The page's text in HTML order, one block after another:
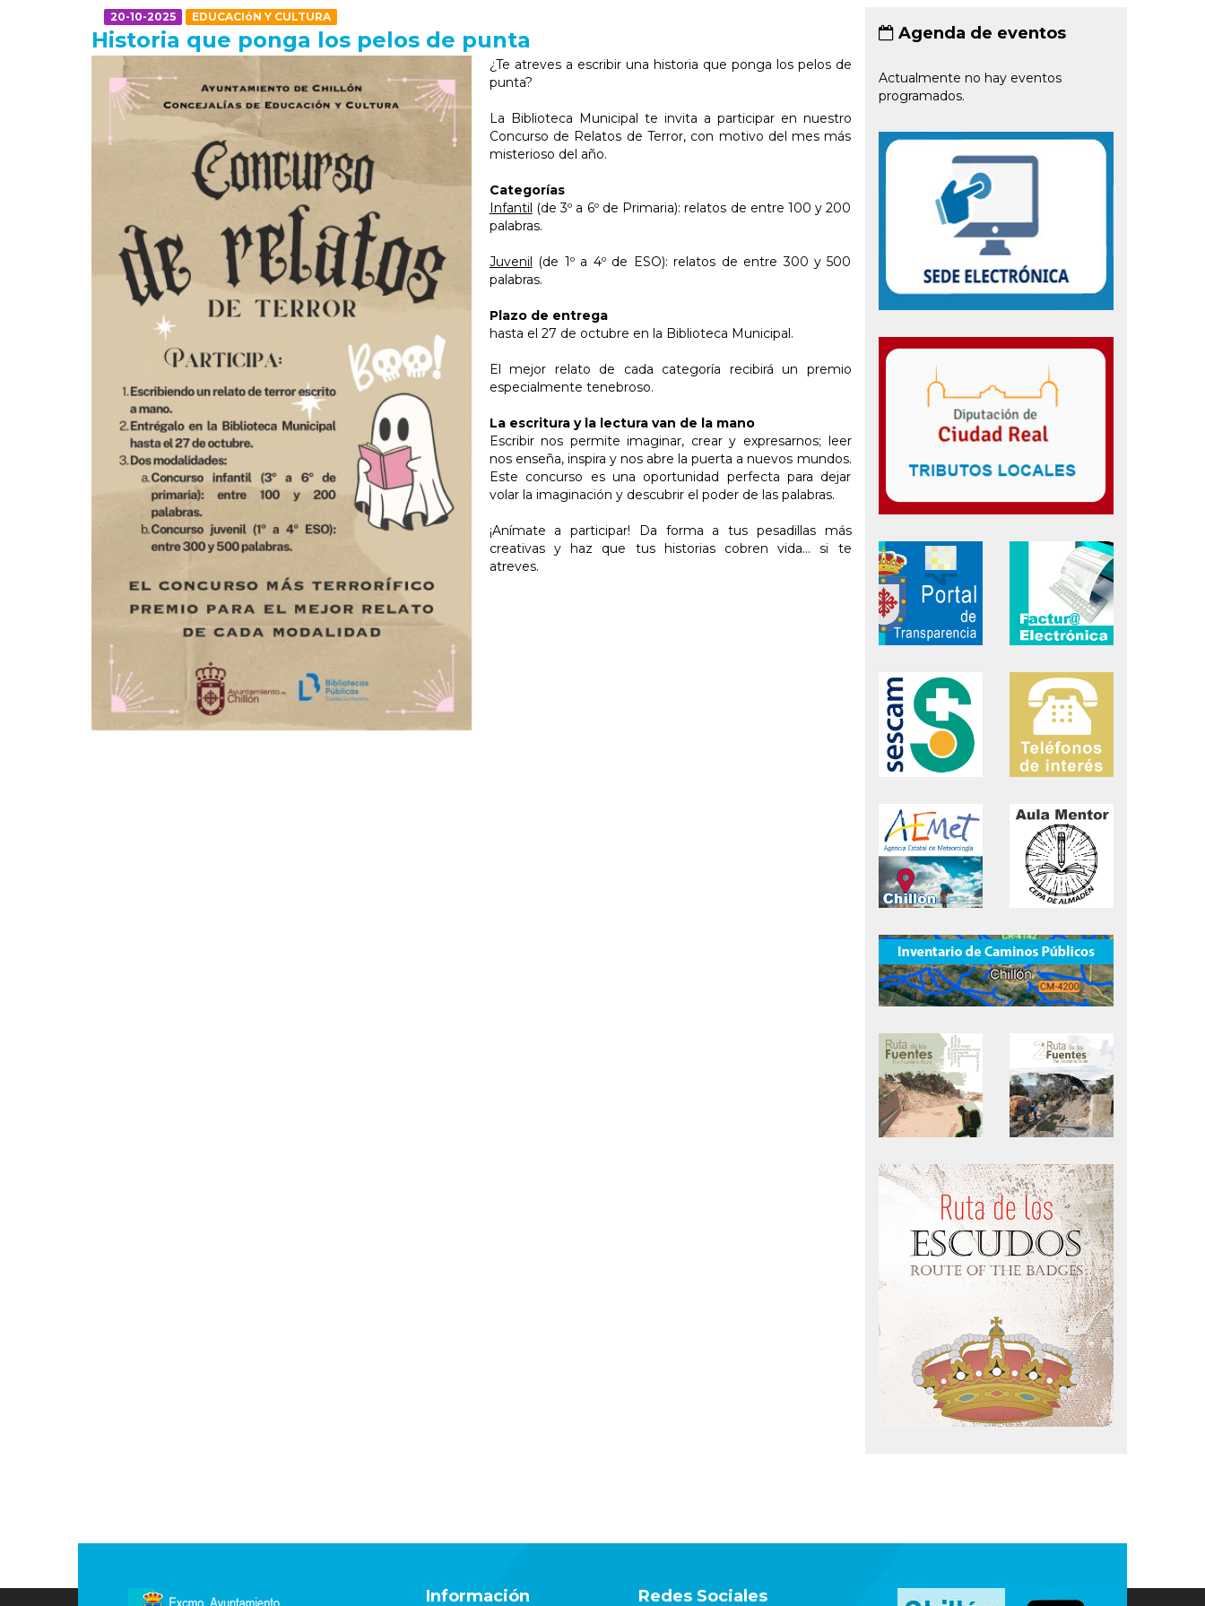
20-10-2025 EDUCACIóN Y CULTURA
Historia que ponga los pelos de punta
¿Te atreves a escribir una historia que ponga los pelos de
punta?
La Biblioteca Municipal te invita a participar en nuestro
Concurso de Relatos de Terror, con motivo del mes más
misterioso del año.
Categorías
Infantil (de 3º a 6º de Primaria): relatos de entre 100 y 200
palabras.
Juvenil
(de 1º a 4º de ESO): relatos de entre 300 y 500
palabras.
Plazo de entrega
hasta el 27 de octubre en la Biblioteca Municipal.
El mejor relato de cada categoría recibirá un premio
especialmente tenebroso.
La escritura y la lectura van de la mano
Escribir nos permite imaginar, crear y expresarnos; leer
nos enseña, inspira y nos abre la puerta a nuevos mundos.
Este concurso es una oportunidad perfecta para dejar
volar la imaginación y descubrir el poder de las palabras.
¡Anímate a participar! Da forma a tus pesadillas más
creativas y haz que tus historias cobren vida… si te
atreves.
Agenda de eventos
Actualmente no hay eventos
programados.
Información Redes Sociales